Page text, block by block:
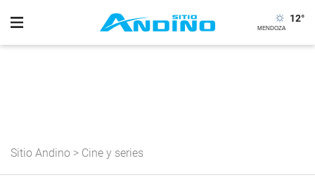
12°
Sitio Andino > Cine y series